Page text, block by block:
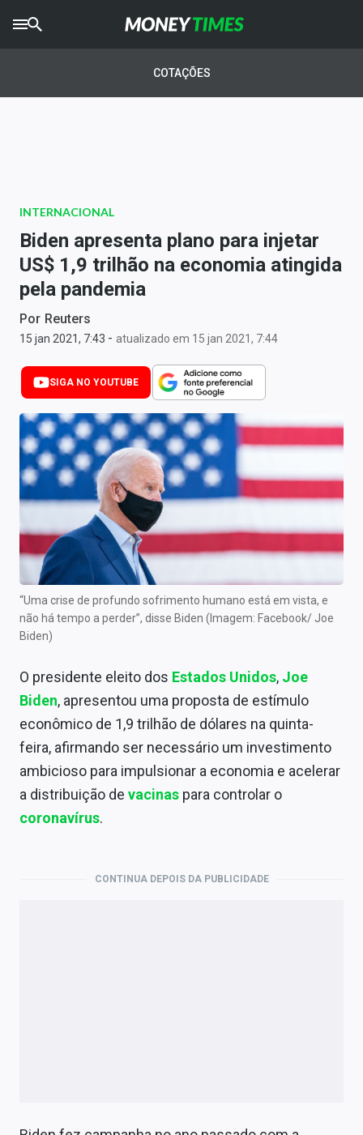
AGROTIMES
Newsletters
Money Trader
Anuncie
Últimas Notícias
Newsletters
Cotações
Comprar ou vender?
Carteiras Recomendadas
Central de Dividendos
Central de Fundos Imobiliários
Central dos IPOs
Renda Fixa
Mercados
Economia
Empresas
Brasil
COTAÇÕES
INTERNACIONAL
Biden apresenta plano para injetar
US$ 1,9 trilhão na economia atingida
pela pandemia
Por Reuters
15 jan 2021, 7:43 - atualizado em 15 jan 2021, 7:44
SIGA NO YOUTUBE
“Uma crise de profundo sofrimento humano está em vista, e
não há tempo a perder”, disse Biden (Imagem: Facebook/ Joe
Biden)
O presidente eleito dos Estados Unidos, Joe
Biden, apresentou uma proposta de estímulo
econômico de 1,9 trilhão de dólares na quinta-
feira, afirmando ser necessário um investimento
ambicioso para impulsionar a economia e acelerar
a distribuição de vacinas para controlar o
coronavírus.
CONTINUA DEPOIS DA PUBLICIDADE